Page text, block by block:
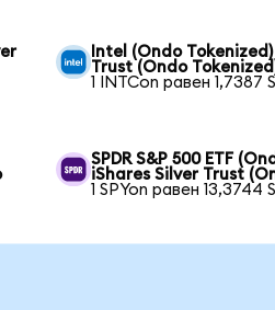
Intel (Ondo
Trust (Ondo
1 INTCon равен 1,7387
SPDR S&P 500 ETF
iShares Silver Trust
1 SPYon равен 13,3744